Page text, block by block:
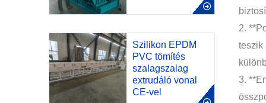
Szilikon EPDM
PVC tömítés
szalagszalag
extrudáló vonal
CE-vel
2.
teszik
3.